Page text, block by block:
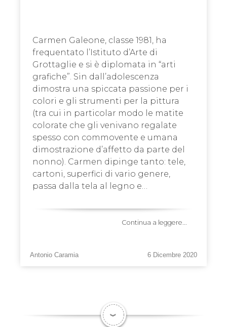
Carmen Galeone, classe 1981, ha
frequentato l’Istituto d’Arte di
Grottaglie e si è diplomata in “arti
grafiche”. Sin dall’adolescenza
dimostra una spiccata passione per i
colori e gli strumenti per la pittura
(tra cui in particolar modo le matite
colorate che gli venivano regalate
spesso con commovente e umana
dimostrazione d’affetto da parte del
nonno). Carmen dipinge tanto: tele,
cartoni, superfici di vario genere,
passa dalla tela al legno e…
Continua a leggere...
Antonio Caramia 6 Dicembre 2020
❱